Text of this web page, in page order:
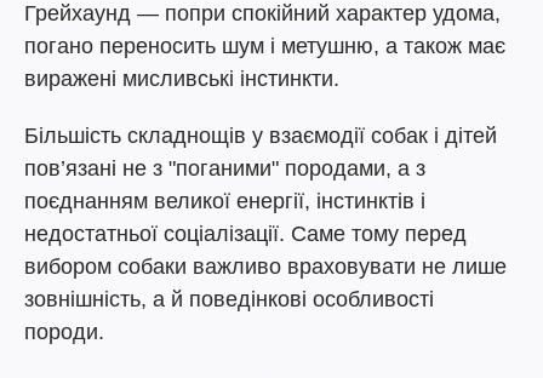
Грейхаунд — попри спокійний характер удома,
погано переносить шум і метушню, а також має
виражені мисливські інстинкти.
Більшість складнощів у взаємодії собак і дітей
пов’язані не з "поганими" породами, а з
поєднанням великої енергії, інстинктів і
недостатньої соціалізації. Саме тому перед
вибором собаки важливо враховувати не лише
зовнішність, а й поведінкові особливості
породи.